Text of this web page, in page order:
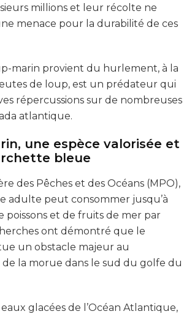
millions et leur récolte ne
menace pour la durabilité de ces
marin provient du hurlement, à la
de loup, est un prédateur qui
répercussions sur de nombreuses
atlantique.
une espèce valorisée et
bleue
des Pêches et des Océans (MPO),
adulte peut consommer jusqu’à
poissons et de fruits de mer par
ont démontré que le
un obstacle majeur au
la morue dans le sud du golfe du
glacées de l’Océan Atlantique,